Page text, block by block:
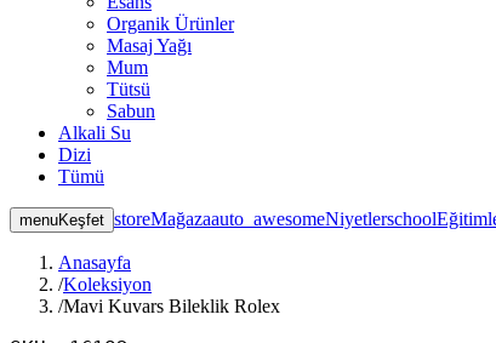
Organik Ürünler
Masaj Yağı
Mum
Tütsü
Sabun
Alkali Su
Dizi
Tümü
menuKeşfet storeMağazaauto_awesomeNiyetlerschool
Anasayfa
/Koleksiyon
/Mavi Kuvars Bileklik Rolex